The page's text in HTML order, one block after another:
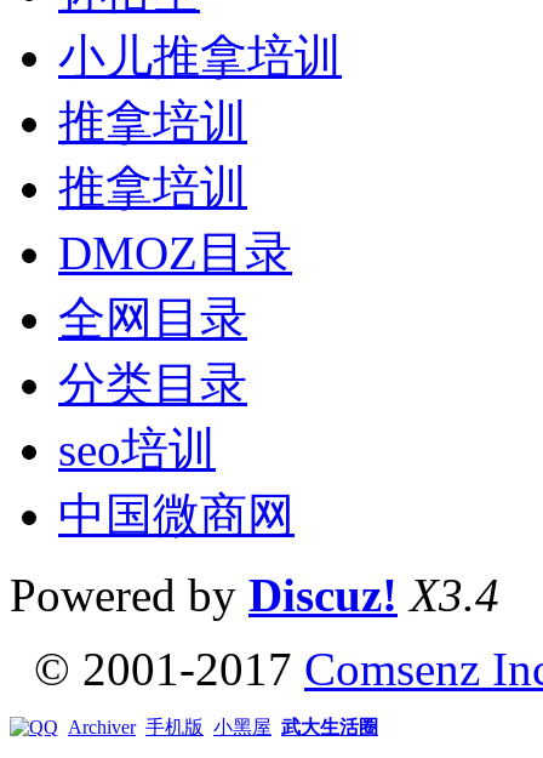
小儿推拿培训
推拿培训
推拿培训
DMOZ目录
全网目录
分类目录
seo培训
中国微商网
Powered by Discuz! X3.4
© 2001-2017 Comsenz
Archiver 手机版 小黑屋 武大生活圈